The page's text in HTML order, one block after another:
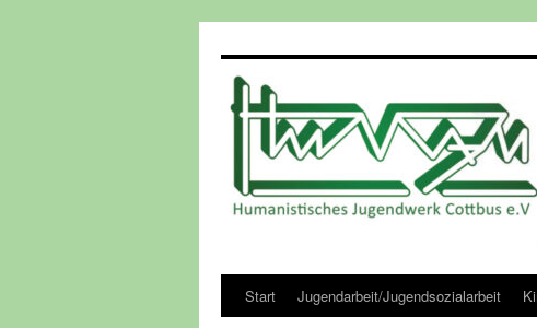
Start Jugendarbeit/Jugendsozialarbeit